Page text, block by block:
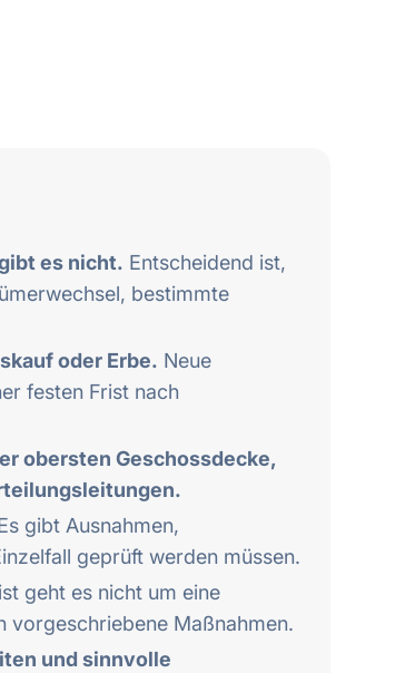
es nicht. Entscheidend ist,
bestimmte
oder Erbe. Neue
festen Frist nach
obersten Geschossdecke,
gibt Ausnahmen,
geprüft werden müssen.
geht es nicht um eine
vorgeschriebene Maßnahmen.
und sinnvolle